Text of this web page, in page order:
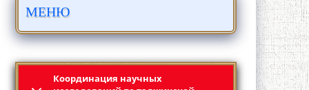
МЕНЮ
Координация научных
БО 4 000 000 СОМОНӢ ПАЙКАРА ВА
СОХТА ШУД!